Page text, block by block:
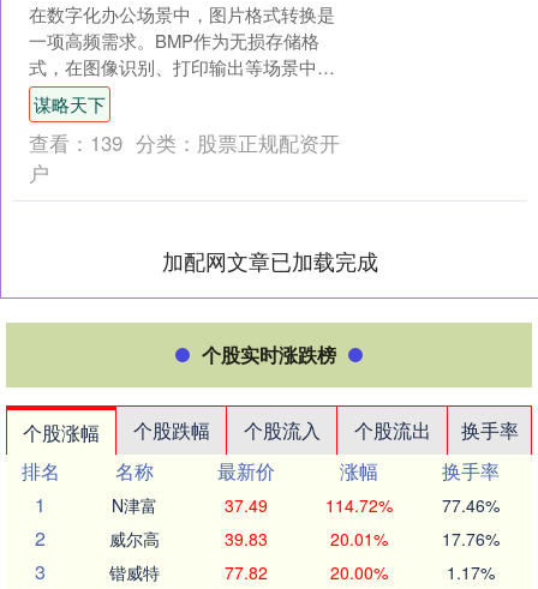
在数字化办公场景中，图片格式转换是
一项高频需求。BMP作为无损存储格
式，在图像识别、打印输出等场景中具
有不可替代的作用。但面对不同场景下
的转换需求，选择合适的工....
谋略天下
查看： 139 分类： 股票正规配资开
户
加配网文章已加载完成
个股实时涨跌榜
个股涨幅 个股跌幅 个股流入 个股流出
换手率
排名
名称 最新价 涨幅
换手率
1
N津富 37.49 114.72% 77.46%
2 威尔高 39.83 20.01% 17.76%
3 锴威特 77.82 20.00% 1.17%